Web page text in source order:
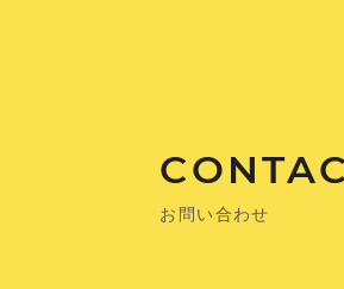
お問い合わせ